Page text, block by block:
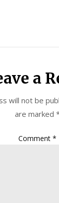
a
will not be
are marked
Comment *